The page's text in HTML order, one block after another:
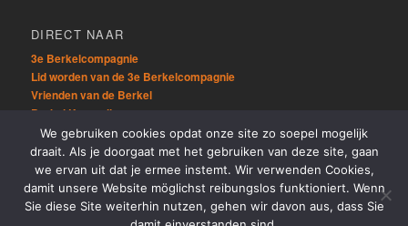
DIRECT NAAR
3e Berkelcompagnie
Lid worden van de 3e Berkelcompagnie
Vrienden van de Berkel
Berkel Kanorally
OVERIG
Sitemap
Links
We gebruiken cookies opdat onze site zo soepel mogelijk
draait. Als je doorgaat met het gebruiken van deze site, gaan
we ervan uit dat je ermee instemt. Wir verwenden Cookies,
damit unsere Website möglichst reibungslos funktioniert. Wenn
Sie diese Site weiterhin nutzen, gehen wir davon aus, dass Sie